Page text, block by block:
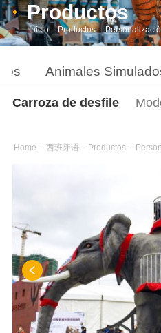
Productos
Inicio - Productos -
Animales
Carroza de desfile
Home - 西班牙语 - Productos -